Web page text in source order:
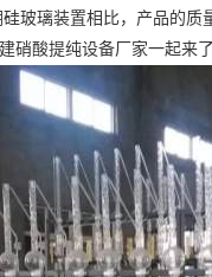
璃装置相比，产品的质
硝酸提纯设备厂家一起来